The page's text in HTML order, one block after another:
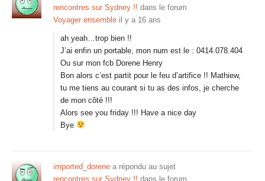
rencontres sur Sydney !! dans le forum
Voyager ensemble il y a 16 ans
ah yeah…trop bien !!
J’ai enfin un portable, mon num est le : 0414.078.404
Ou sur mon fcb Dorene Henry
Bon alors c’est partit pour le feu d’artifice !! Mathiew,
tu me tiens au courant si tu as des infos, je cherche
de mon côté !!!
Alors see you friday !!! Have a nice day
Bye
imported_dorene a répondu au sujet
rencontres sur Sydney !! dans le forum